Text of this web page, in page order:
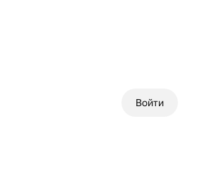
Войти